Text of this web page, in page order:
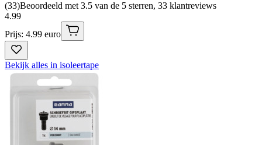
(33)Beoordeeld met 3.5 van de 5 sterren, 33 klantreviews
4.99
Prijs: 4.99 euro
Bekijk alles in isoleertape